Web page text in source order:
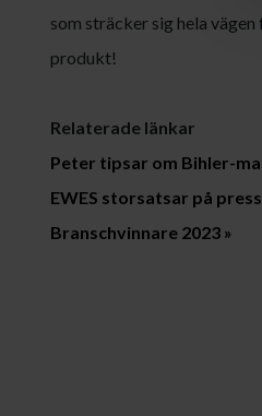
som sträcker sig hela
produkt!
Relaterade länkar
Peter tipsar om Bihler-
EWES storsatsar på
Branschvinnare 2023 »